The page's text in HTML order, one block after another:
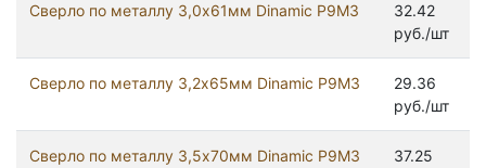
Сверло по металлу 3,0х61мм Dinamic Р9М3
32.42
руб./шт
Сверло по металлу 3,2х65мм Dinamic Р9М3
29.36
руб./шт
Сверло по металлу 3,5х70мм Dinamic Р9М3
37.25